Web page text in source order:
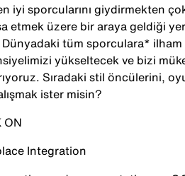
iyi sporcularını giydirmekten
etmek üzere bir araya geldiği
tüm sporculara* ilham
yükseltecek ve bizi
Sıradaki stil öncülerini,
ister misin?
ON
Integration